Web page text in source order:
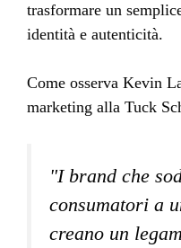
trasformare un
identità e autenticità.
Come osserva Kevin
marketing alla Tuck
"I brand che
consumatori a
creano un